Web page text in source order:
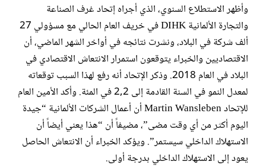
وأظهر الاستطلاع السنوي، الذي أجراه إتحاد غرف الصناعة
والتجارة الألمانية DIHK في خريف العام الحالي مع مسؤولي 27
ألف شركة في البلاد، ونشرت نتائجه في أواخر الشهر الماضي، أن
الاقتصاديين والخبراء يتوقعون استمرار الانتعاش الاقتصادي في
البلاد في العام 2018. وذكر الإتحاد أنه رفع لهذا السبب توقعاته
لمعدل النمو في السنة القادمة إلى 2,2 في المئة. وأكد الأمين العام
للإتحاد Martin Wansleben أن أعمال الشركات الألمانية “جيدة
اليوم أكثر من أي وقت مضى”، مضيفاً أن “هذا يعني أيضاً أن
الاستهلاك الداخلي سيستمر”. ويؤكد الخبراء أن الانتعاش الحاصل
يعود إلى الاستهلاك الداخلي بدرجة أولى.